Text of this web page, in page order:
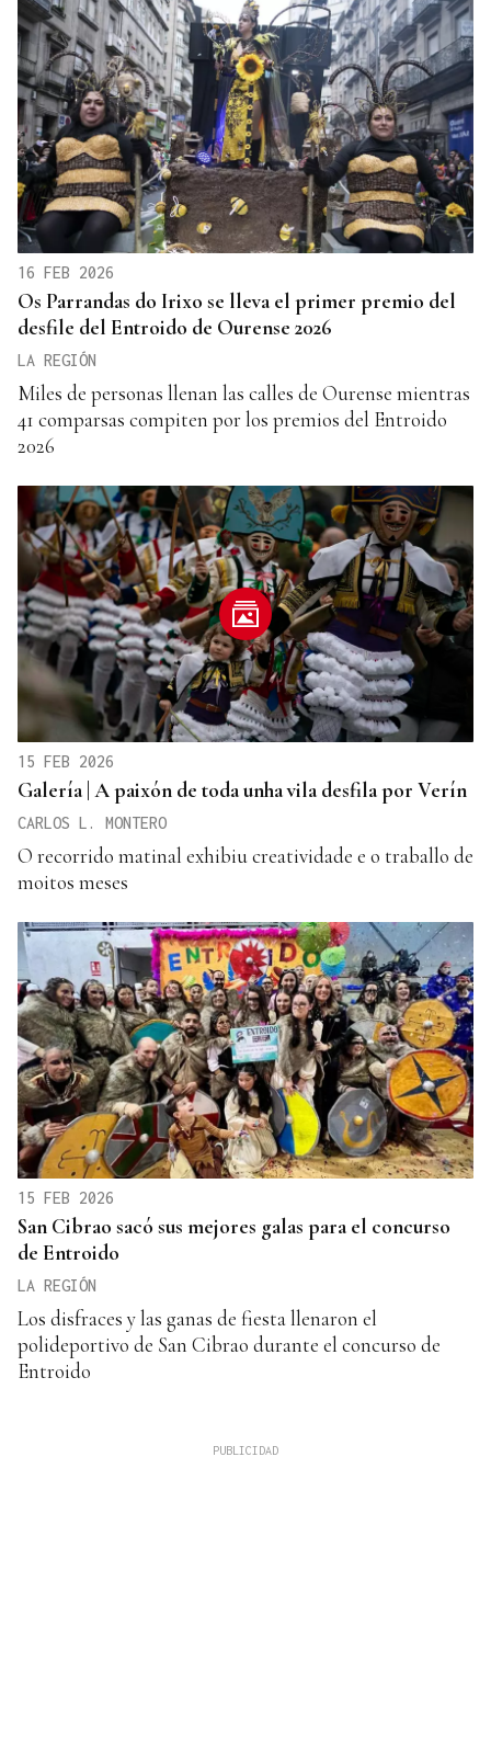
16 FEB 2026
Os Parrandas do Irixo se lleva el primer premio del
desfile del Entroido de Ourense 2026
LA REGIÓN
Miles de personas llenan las calles de Ourense mientras
41 comparsas compiten por los premios del Entroido
2026
15 FEB 2026
Galería | A paixón de toda unha vila desfila por Verín
CARLOS L. MONTERO
O recorrido matinal exhibiu creatividade e o traballo de
moitos meses
15 FEB 2026
San Cibrao sacó sus mejores galas para el concurso
de Entroido
LA REGIÓN
Los disfraces y las ganas de fiesta llenaron el
polideportivo de San Cibrao durante el concurso de
Entroido